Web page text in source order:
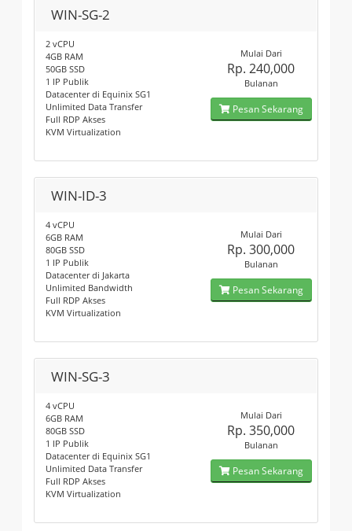
WIN-SG-2
2 vCPU
4GB RAM
50GB SSD
1 IP Publik
Datacenter di Equinix SG1
Unlimited Data Transfer
Full RDP Akses
KVM Virtualization
Mulai Dari
Rp. 240,000
Bulanan
Pesan Sekarang
WIN-ID-3
4 vCPU
6GB RAM
80GB SSD
1 IP Publik
Datacenter di Jakarta
Unlimited Bandwidth
Full RDP Akses
KVM Virtualization
Mulai Dari
Rp. 300,000
Bulanan
Pesan Sekarang
WIN-SG-3
4 vCPU
6GB RAM
80GB SSD
1 IP Publik
Datacenter di Equinix SG1
Unlimited Data Transfer
Full RDP Akses
KVM Virtualization
Mulai Dari
Rp. 350,000
Bulanan
Pesan Sekarang